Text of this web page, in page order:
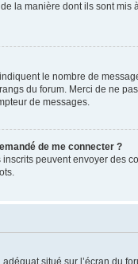
la manière dont ils sont
le nombre de
du forum. Merci de ne
de messages.
de me connecter ?
peuvent envoyer des
situé sur l’écran du